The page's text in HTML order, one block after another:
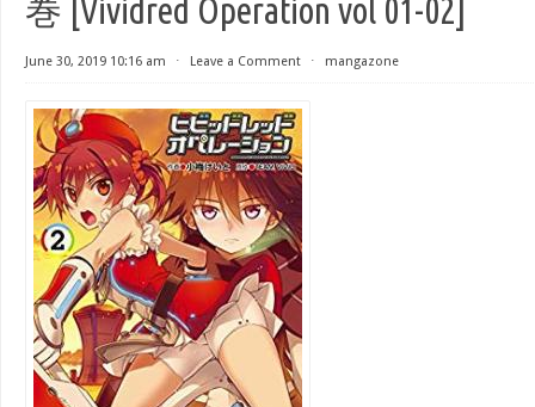
巻 [Vividred Operation vol 01-02]
June 30, 2019 10:16 am ⋅ Leave a Comment ⋅ mangazone